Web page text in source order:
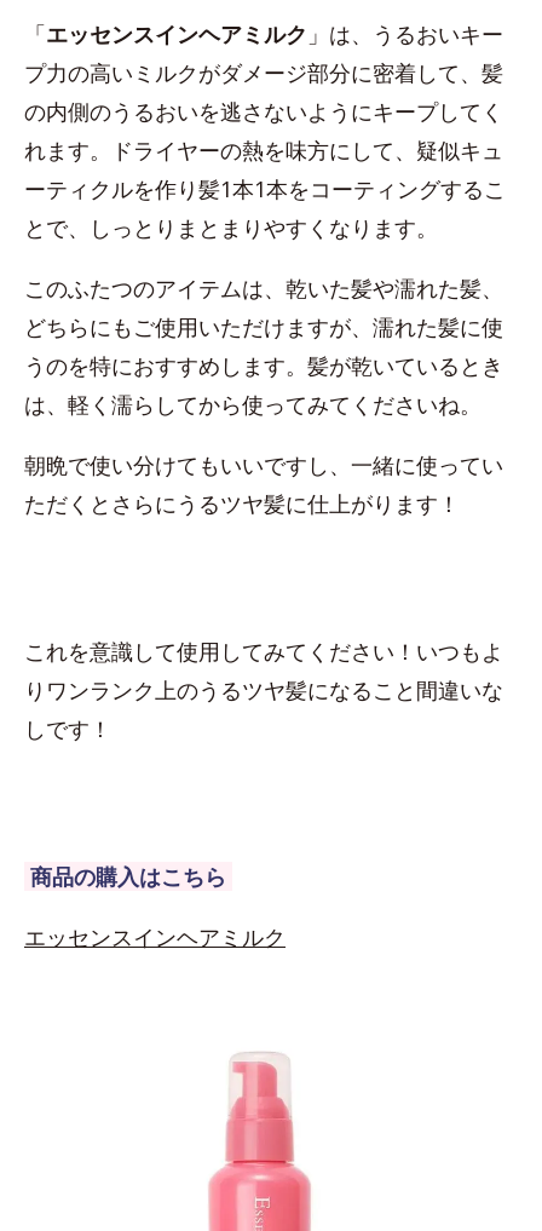
「エッセンスインヘアミルク 」は、うるおいキー
プ力の高いミルクがダメージ部分に密着して、髪
の内側のうるおいを逃さないようにキープしてく
れます。ドライヤーの熱を味方にして、疑似キュ
ーティクルを作り髪1本1本をコーティングするこ
とで、しっとりまとまりやすくなります。
このふたつのアイテムは、乾いた髪や濡れた髪、
どちらにもご使用いただけますが、濡れた髪に使
うのを特におすすめします。髪が乾いているとき
は、軽く濡らしてから使ってみてくださいね。
朝晩で使い分けてもいいですし、一緒に使ってい
ただくとさらにうるツヤ髪に仕上がります！
これを意識して使用してみてください！いつもよ
りワンランク上のうるツヤ髪になること間違いな
しです！
商品の購入はこちら
エッセンスインヘアミルク